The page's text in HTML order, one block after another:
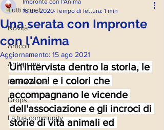
Tutti i post
Novità
Articoli
Anteprima
Parola ai soci
Drops
La tua community
Una serata con Impronte
con l'Anima
Impronte con l'Anima
16 dic 2020 Tempo di lettura: 1 min
Aggiornamento: 15 ago 2021
Un'intervista dentro la storia, le
emozioni e i colori che
accompagnano le vicende
dell'associazione e gli incroci di
storie di vita animali ed